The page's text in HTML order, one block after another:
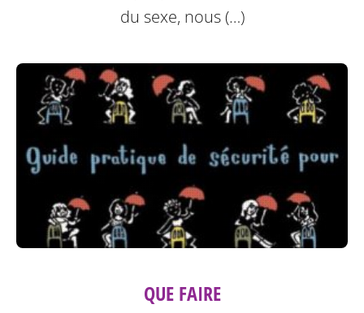
du sexe, nous (…)
QUE FAIRE